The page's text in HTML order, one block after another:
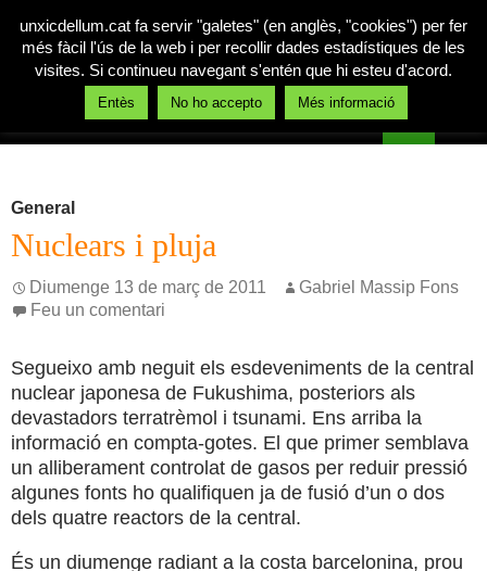
Un xic de llum
General
Nuclears i pluja
Diumenge 13 de març de 2011
Gabriel Massip Fons
Feu un comentari
Segueixo amb neguit els esdeveniments de la central
nuclear japonesa de Fukushima, posteriors als
devastadors terratrèmol i tsunami. Ens arriba la
informació en compta-gotes. El que primer semblava
un alliberament controlat de gasos per reduir pressió
algunes fonts ho qualifiquen ja de fusió d’un o dos
dels quatre reactors de la central.
És un diumenge radiant a la costa barcelonina, prou
unxicdellum.cat fa servir "galetes" (en anglès, "cookies") per fer
més fàcil l'ús de la web i per recollir dades estadístiques de les
visites. Si continueu navegant s'entén que hi esteu d'acord.
Entès No ho accepto Més informació